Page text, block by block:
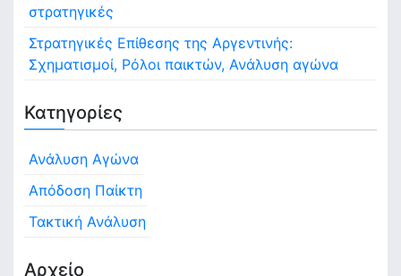
στρατηγικές
Στρατηγικές Επίθεσης της Αργεντινής:
Σχηματισμοί, Ρόλοι παικτών, Ανάλυση αγώνα
Κατηγορίες
Ανάλυση Αγώνα
Απόδοση Παίκτη
Τακτική Ανάλυση
Αρχείο